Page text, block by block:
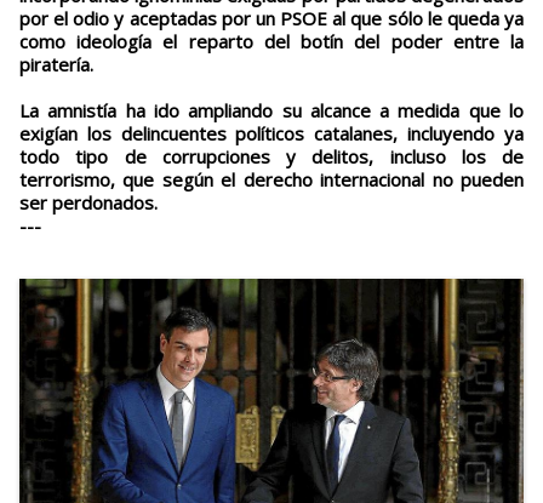
por el odio y aceptadas por un PSOE al que sólo le queda ya
como ideología el reparto del botín del poder entre la
piratería.
La amnistía ha ido ampliando su alcance a medida que lo
exigían los delincuentes políticos catalanes, incluyendo ya
todo tipo de corrupciones y delitos, incluso los de
terrorismo, que según el derecho internacional no pueden
ser perdonados.
---